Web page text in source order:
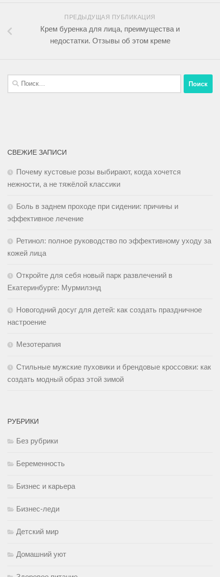
ПРЕДЫДУЩАЯ ПУБЛИКАЦИЯ
Крем буренка для лица, преимущества и
недостатки. Отзывы об этом креме
СВЕЖИЕ ЗАПИСИ
Почему кустовые розы выбирают, когда хочется
нежности, а не тяжёлой классики
Боль в заднем проходе при сидении: причины и
эффективное лечение
Ретинол: полное руководство по эффективному уходу за
кожей лица
Откройте для себя новый парк развлечений в
Екатеринбурге: Мурмилэнд
Новогодний досуг для детей: как создать праздничное
настроение
Мезотерапия
Стильные мужские пуховики и брендовые кроссовки: как
создать модный образ этой зимой
РУБРИКИ
Без рубрики
Беременность
Бизнес и карьера
Бизнес-леди
Детский мир
Домашний уют